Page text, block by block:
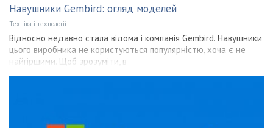
Навушники Gembird: огляд моделей
Техніка і технології
Відносно недавно стала відома і компанія Gembird. Навушники
цього виробника не користуються популярністю, хоча є не
найгіршими. Щоб зрозуміти, в